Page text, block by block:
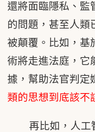
還將面臨隱私、監
的問題，甚至人類
被顛覆。比如，基
術將走進法庭，它
據，幫助法官判定
類的思想到底該不
再比如，人工